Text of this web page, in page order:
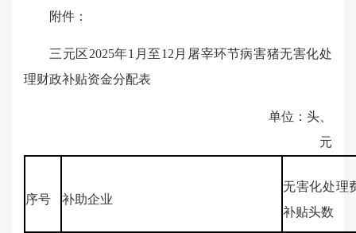
附件：
三元区2025年1月至12月屠宰环节病害猪无害化处
理财政补贴资金分配表
单位：头、
元
序号 补助企业
无害化处理
补贴头数